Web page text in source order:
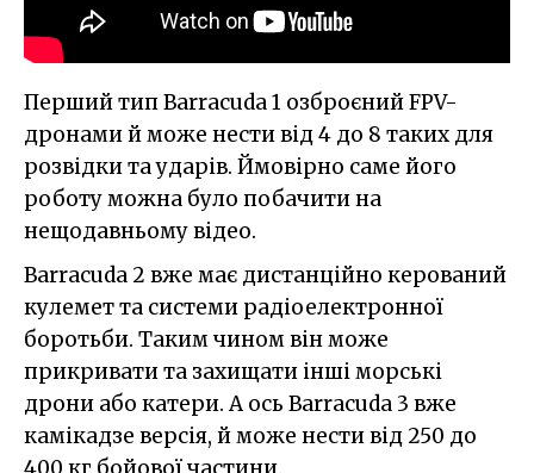
Перший тип Barracuda 1 озброєний FPV-
дронами й може нести від 4 до 8 таких для
розвідки та ударів. Ймовірно саме його
роботу можна було побачити на
нещодавньому відео.
Barracuda 2 вже має дистанційно керований
кулемет та системи радіоелектронної
боротьби. Таким чином він може
прикривати та захищати інші морські
дрони або катери. А ось Barracuda 3 вже
камікадзе версія, й може нести від 250 до